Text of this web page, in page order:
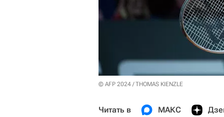
© AFP 2024 / THOMAS KIENZLE
Читать в МАКС